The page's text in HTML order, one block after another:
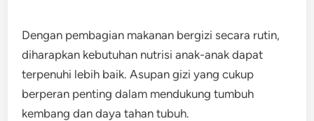
Dengan pembagian makanan bergizi secara rutin,
diharapkan kebutuhan nutrisi anak-anak dapat
terpenuhi lebih baik. Asupan gizi yang cukup
berperan penting dalam mendukung tumbuh
kembang dan daya tahan tubuh.